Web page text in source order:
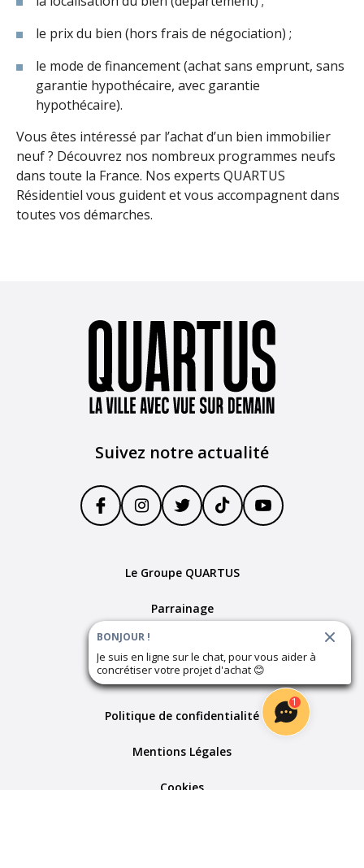
le prix du bien (hors frais de négociation) ;
le mode de financement (achat sans emprunt, sans
garantie hypothécaire, avec garantie
hypothécaire).
Vous êtes intéressé par l’achat d’un bien immobilier
neuf ? Découvrez nos nombreux programmes neufs
dans toute la France. Nos experts QUARTUS
Résidentiel vous guident et vous accompagnent dans
toutes vos démarches.
Suivez notre actualité
Le Groupe QUARTUS
Parrainage
Devenir partenaire
Plan du site
Politique de confidentialité
Mentions Légales
Cookies
1
BONJOUR !
Je suis en ligne sur le chat, pour vous aider à
concrétiser votre projet d'achat 😊